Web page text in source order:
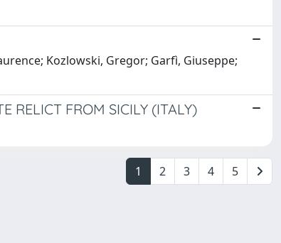
Kozlowski, Gregor; Garfì, Giuseppe;
RELICT FROM SICILY (ITALY)
1 2 3 4 5